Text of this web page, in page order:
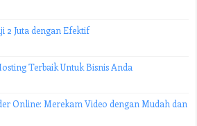
2 Juta dengan Efektif
Terbaik Untuk Bisnis Anda
Online: Merekam Video dengan Mudah dan